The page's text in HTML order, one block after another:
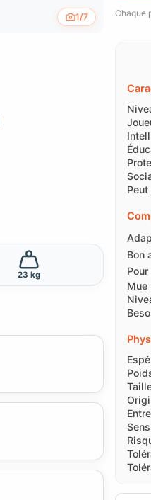
1/7
23 kg
Chaque
Bon
Mue